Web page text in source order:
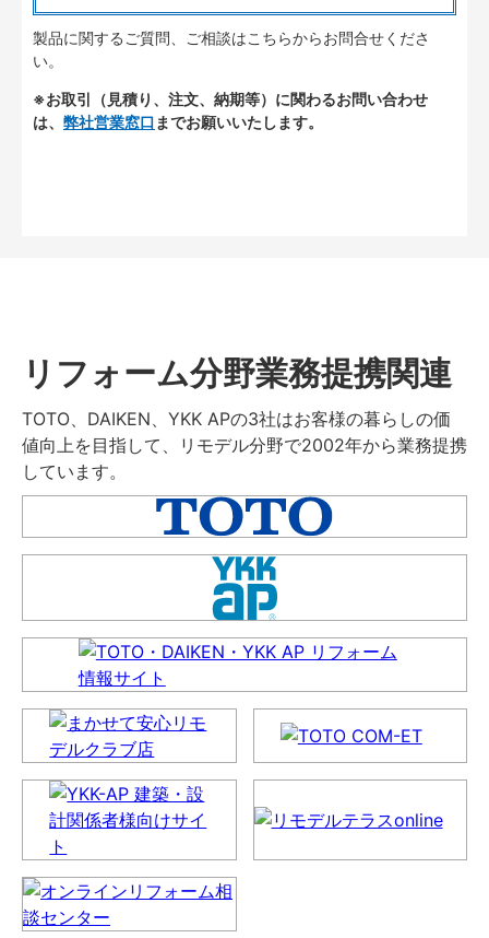
製品に関するご質問、ご相談はこちらからお問合せくださ
い。
※お取引（見積り、注文、納期等）に関わるお問い合わせ
は、 弊社営業窓口 までお願いいたします。
リフォーム分野業務提携関連
TOTO、DAIKEN、YKK APの3社はお客様の暮らしの価
値向上を目指して、リモデル分野で2002年から業務提携
しています。